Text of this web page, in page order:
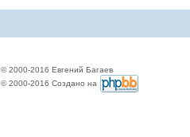
© 2000-2016 Евгений Багаев
© 2000-2016 Создано на